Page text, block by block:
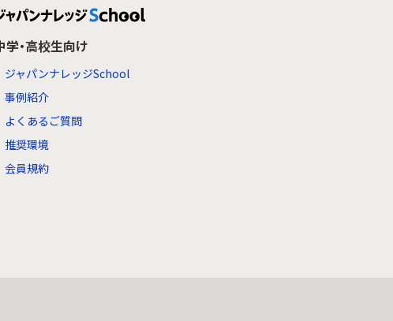
学・高校生向け
ジャパンナレッジSchool
事例紹介
よくあるご質問
推奨環境
会員規約